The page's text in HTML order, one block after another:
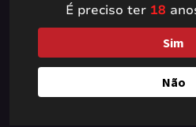
something
— check
É preciso ter 18
Sim
Não